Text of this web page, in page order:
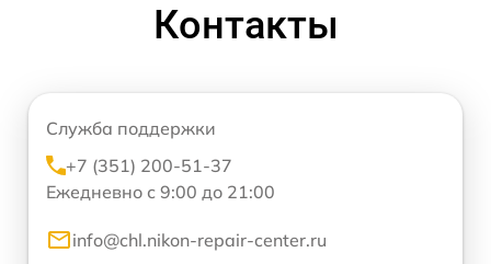
Контакты
Служба поддержки
+7 (351) 200-51-37
Ежедневно с 9:00 до 21:00
info@chl.nikon-repair-center.ru